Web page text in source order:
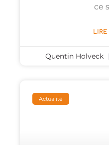
ce
LIRE
Quentin Holveck
Actualité